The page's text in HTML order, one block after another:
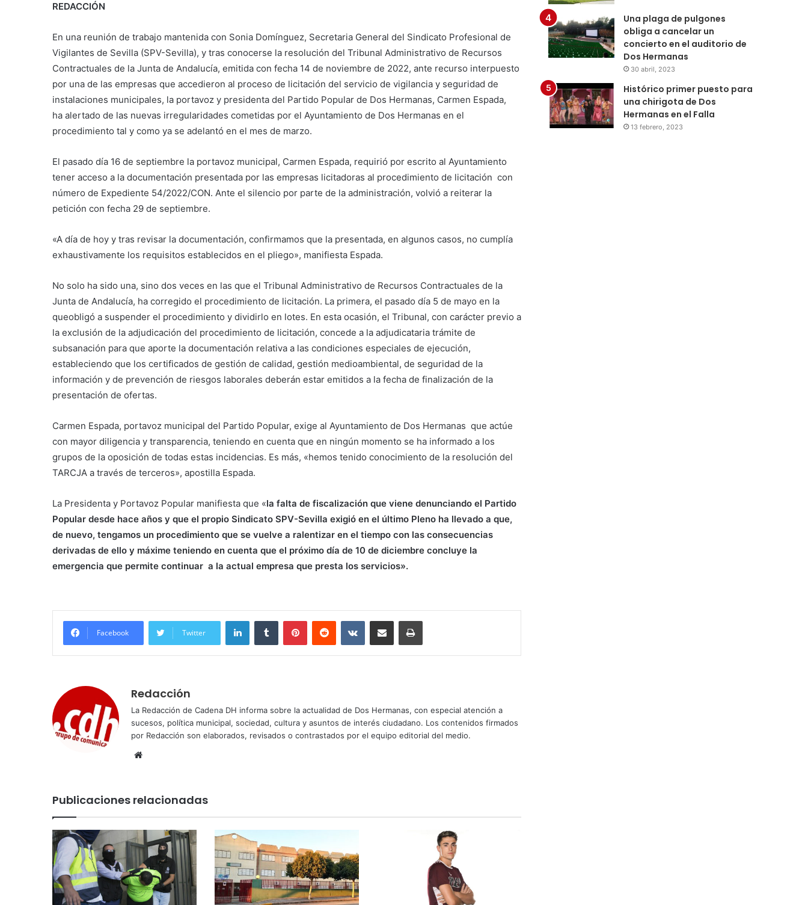
REDACCIÓN
En una reunión de trabajo mantenida con Sonia Domínguez, Secretaria General del Sindicato Profesional de
Vigilantes de Sevilla (SPV-Sevilla), y tras conocerse la resolución del Tribunal Administrativo de Recursos
Contractuales de la Junta de Andalucía, emitida con fecha 14 de noviembre de 2022, ante recurso interpuesto
por una de las empresas que accedieron al proceso de licitación del servicio de vigilancia y seguridad de
instalaciones municipales, la portavoz y presidenta del Partido Popular de Dos Hermanas, Carmen Espada,
ha alertado de las nuevas irregularidades cometidas por el Ayuntamiento de Dos Hermanas en el
procedimiento tal y como ya se adelantó en el mes de marzo.
El pasado día 16 de septiembre la portavoz municipal, Carmen Espada, requirió por escrito al Ayuntamiento
tener acceso a la documentación presentada por las empresas licitadoras al procedimiento de licitación con
número de Expediente 54/2022/CON. Ante el silencio por parte de la administración, volvió a reiterar la
petición con fecha 29 de septiembre.
«A día de hoy y tras revisar la documentación, confirmamos que la presentada, en algunos casos, no cumplía
exhaustivamente los requisitos establecidos en el pliego», manifiesta Espada.
No solo ha sido una, sino dos veces en las que el Tribunal Administrativo de Recursos Contractuales de la
Junta de Andalucía, ha corregido el procedimiento de licitación. La primera, el pasado día 5 de mayo en la
queobligó a suspender el procedimiento y dividirlo en lotes. En esta ocasión, el Tribunal, con carácter previo a
la exclusión de la adjudicación del procedimiento de licitación, concede a la adjudicataria trámite de
subsanación para que aporte la documentación relativa a las condiciones especiales de ejecución,
estableciendo que los certificados de gestión de calidad, gestión medioambiental, de seguridad de la
información y de prevención de riesgos laborales deberán estar emitidos a la fecha de finalización de la
presentación de ofertas.
Carmen Espada, portavoz municipal del Partido Popular, exige al Ayuntamiento de Dos Hermanas que actúe
con mayor diligencia y transparencia, teniendo en cuenta que en ningún momento se ha informado a los
grupos de la oposición de todas estas incidencias. Es más, «hemos tenido conocimiento de la resolución del
TARCJA a través de terceros», apostilla Espada.
La Presidenta y Portavoz Popular manifiesta que «la falta de fiscalización que viene denunciando el Partido
Popular desde hace años y que el propio Sindicato SPV-Sevilla exigió en el último Pleno ha llevado a que,
de nuevo, tengamos un procedimiento que se vuelve a ralentizar en el tiempo con las consecuencias
derivadas de ello y máxime teniendo en cuenta que el próximo día de 10 de diciembre concluye la
emergencia que permite continuar a la actual empresa que presta los servicios».
Facebook Twitter
LinkedInTumblr PinterestReddit VKontakteCompartir por correo electrónicoImprimir
Redacción
La Redacción de Cadena DH informa sobre la actualidad de Dos Hermanas, con especial atención a
sucesos, política municipal, sociedad, cultura y asuntos de interés ciudadano. Los contenidos firmados
por Redacción son elaborados, revisados o contrastados por el equipo editorial del medio.
Sitio
Publicaciones relacionadas
Una plaga de pulgones
obliga a cancelar un
concierto en el auditorio de
Dos Hermanas
30 abril, 2023
Histórico primer puesto para
una chirigota de Dos
Hermanas en el Falla
13 febrero, 2023